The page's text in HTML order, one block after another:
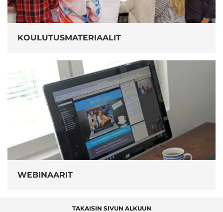
KOULUTUSMATERIAALIT
WEBINAARIT
TAKAISIN SIVUN ALKUUN